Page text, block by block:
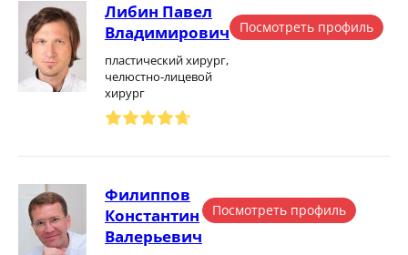
Либин Павел
Владимирович
пластический хирург,
челюстно-лицевой
хирург
Посмотреть профиль
Филиппов
Константин
Валерьевич
Посмотреть профиль